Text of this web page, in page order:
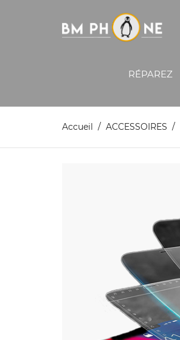
RÉPAREZ
Accueil ACCESSOIRES